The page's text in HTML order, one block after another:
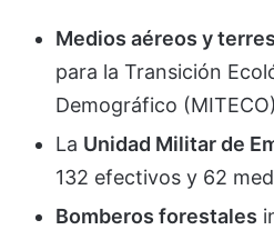
Medios aéreos y
para la Transición
Demográfico
La Unidad Militar de
132 efectivos y 62
Bomberos forestales